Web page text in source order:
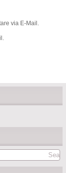
via E-Mail.